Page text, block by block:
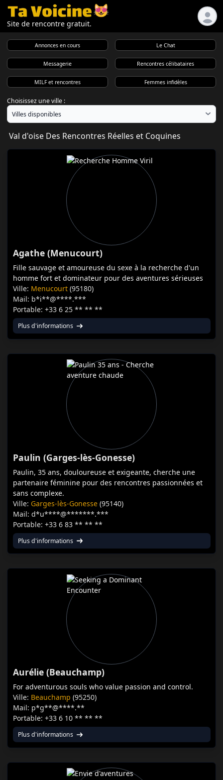
Site de rencontre gratuit.
Annonces en cours Le Chat
Messagerie Rencontres célibataires
MILF et rencontres Femmes infidèles
Choisissez une ville :
Val d'oise Des Rencontres Réelles et Coquines
Agathe (Menucourt)
Fille sauvage et amoureuse du sexe à la recherche d'un
homme fort et dominateur pour des aventures sérieuses
Ville: Menucourt (95180)
Mail: b*i**@****.***
Portable: +33 6 25 ** ** **
Plus d'informations
Paulin (Garges-lès-Gonesse)
Paulin, 35 ans, douloureuse et exigeante, cherche une
partenaire féminine pour des rencontres passionnées et
sans complexe.
Ville: Garges-lès-Gonesse (95140)
Mail: d*u****@*******.***
Portable: +33 6 83 ** ** **
Plus d'informations
Aurélie (Beauchamp)
For adventurous souls who value passion and control.
Ville: Beauchamp (95250)
Mail: p*g**@****.**
Portable: +33 6 10 ** ** **
Plus d'informations